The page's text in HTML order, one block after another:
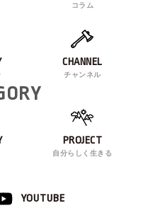
コラム
CHANNEL
チャンネル
PROJECT
自分らしく生きる
YOUTUBE